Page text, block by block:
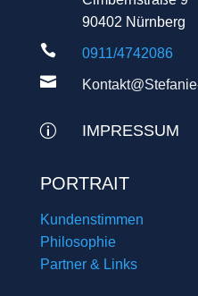
90402 Nürnberg
 0911/4742086

p IMPRESSUM
PORTRAIT
Kundenstimmen
Philosophie
Partner & Links